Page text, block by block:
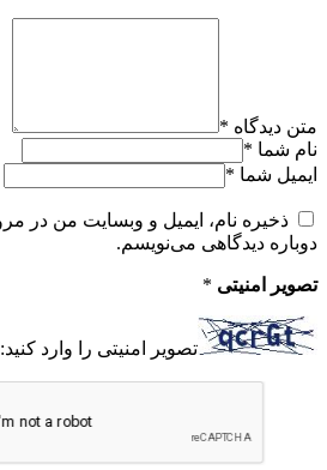
متن دیدگاه *
نام شما *
ایمیل شما *
ذخیره نام، ایمیل و وبسایت من در
دوباره دیدگاهی می‌نویسم.
تصویر امنیتی *
تصویر امنیتی را وارد کنید: